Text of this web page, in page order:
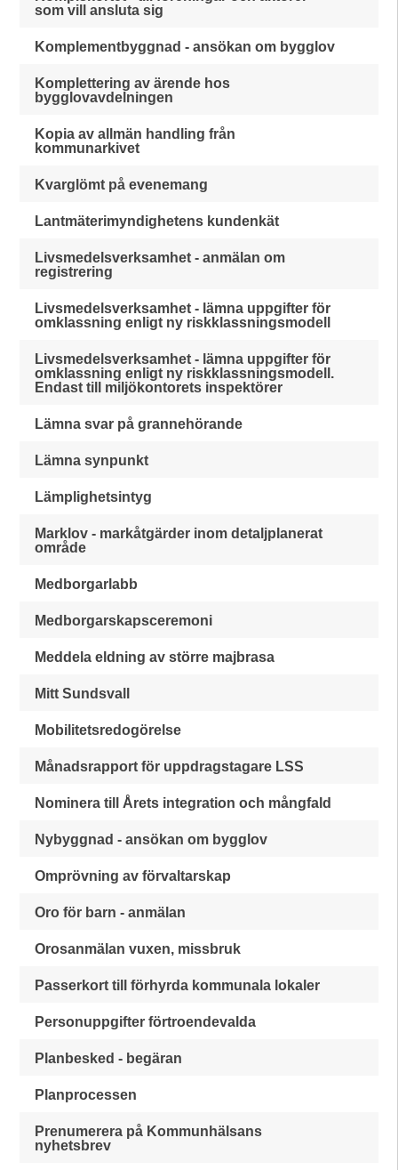
som vill ansluta sig
Komplementbyggnad - ansökan om bygglov
Komplettering av ärende hos
bygglovavdelningen
Kopia av allmän handling från
kommunarkivet
Kvarglömt på evenemang
Lantmäterimyndighetens kundenkät
Livsmedelsverksamhet - anmälan om
registrering
Livsmedelsverksamhet - lämna uppgifter för
omklassning enligt ny riskklassningsmodell
Livsmedelsverksamhet - lämna uppgifter för
omklassning enligt ny riskklassningsmodell.
Endast till miljökontorets inspektörer
Lämna svar på grannehörande
Lämna synpunkt
Lämplighetsintyg
Marklov - markåtgärder inom detaljplanerat
område
Medborgarlabb
Medborgarskapsceremoni
Meddela eldning av större majbrasa
Mitt Sundsvall
Mobilitetsredogörelse
Månadsrapport för uppdragstagare LSS
Nominera till Årets integration och mångfald
Nybyggnad - ansökan om bygglov
Omprövning av förvaltarskap
Oro för barn - anmälan
Orosanmälan vuxen, missbruk
Passerkort till förhyrda kommunala lokaler
Personuppgifter förtroendevalda
Planbesked - begäran
Planprocessen
Prenumerera på Kommunhälsans
nyhetsbrev